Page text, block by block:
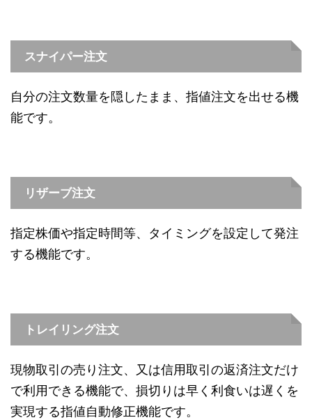
スナイパー注文
自分の注文数量を隠したまま、指値注文を出せる機
能です。
リザーブ注文
指定株価や指定時間等、タイミングを設定して発注
する機能です。
トレイリング注文
現物取引の売り注文、又は信用取引の返済注文だけ
で利用できる機能で、損切りは早く利食いは遅くを
実現する指値自動修正機能です。